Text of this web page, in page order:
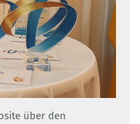
über den